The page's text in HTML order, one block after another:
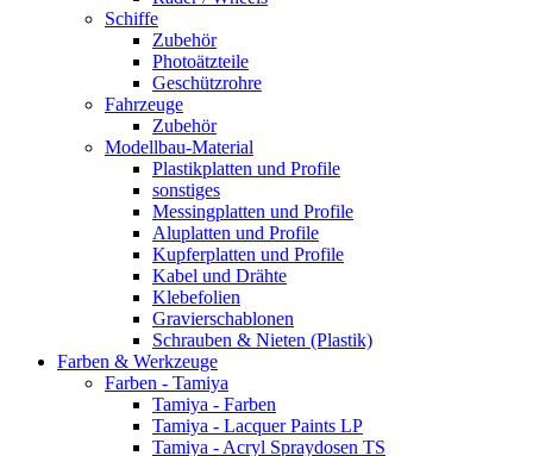
Schiffe
Zubehör
Photoätzteile
Geschützrohre
Fahrzeuge
Zubehör
Modellbau-Material
Plastikplatten und Profile
sonstiges
Messingplatten und Profile
Aluplatten und Profile
Kupferplatten und Profile
Kabel und Drähte
Klebefolien
Gravierschablonen
Schrauben & Nieten (Plastik)
Farben & Werkzeuge
Farben - Tamiya
Tamiya - Farben
Tamiya - Lacquer Paints LP
Tamiya - Acryl Spraydosen TS